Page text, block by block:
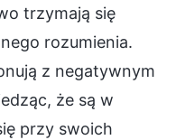
trzymają się
rozumienia.
z negatywnym
że są w
przy swoich